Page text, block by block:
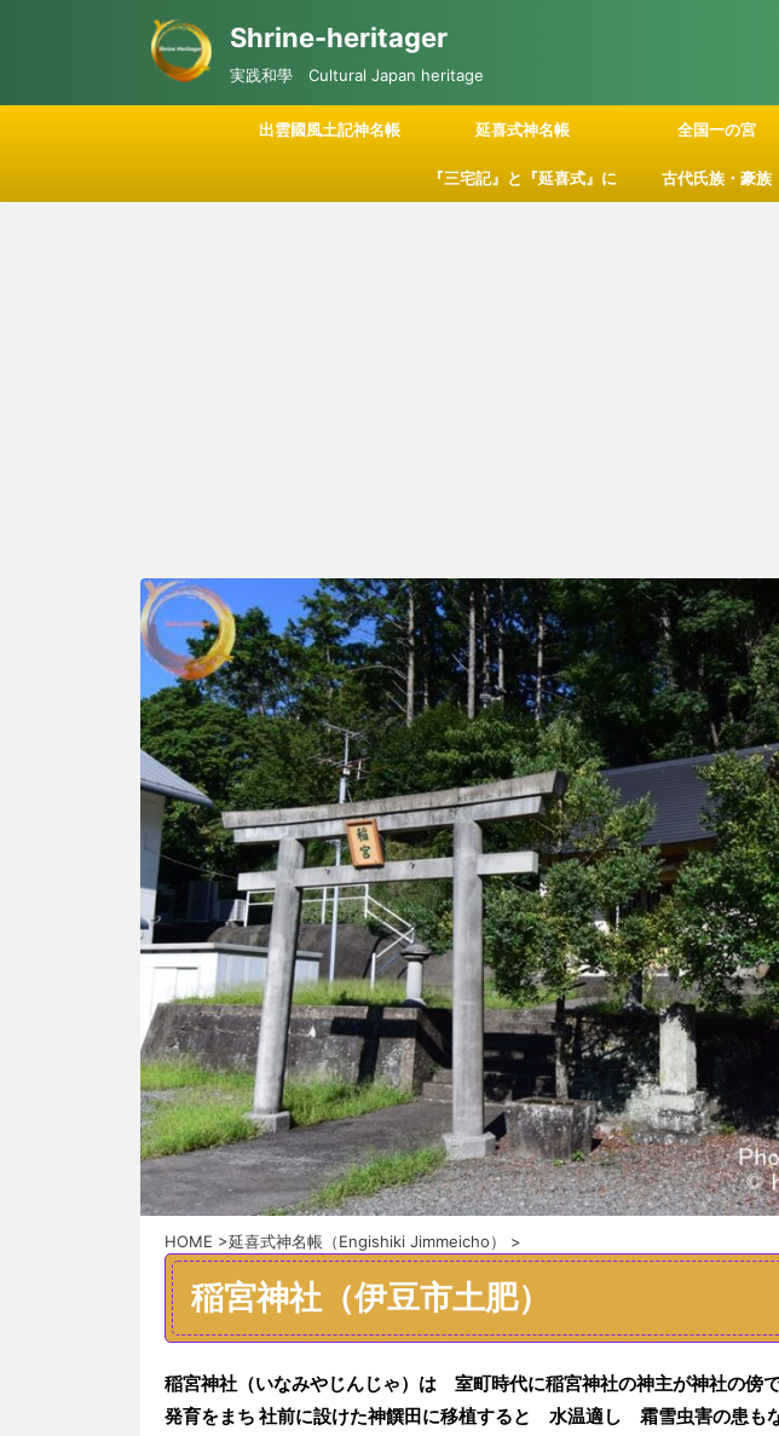
Shrine-heritager
実践和學 Cultural Japan heritage
出雲國風土記神名帳 延喜式神名帳 全国一の宮
『三宅記』と『延喜式』に 古代氏族・豪族
HOME >延喜式神名帳（Engishiki Jimmeicho） >
稲宮神社（伊豆市土肥）
稲宮神社（いなみやじんじゃ）は 室町時代に稲宮神社の神主が神社の傍
発育をまち 社前に設けた神饌田に移植すると 水温適し 霜雪虫害の患も